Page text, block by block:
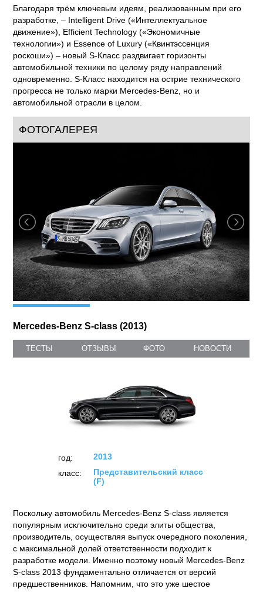
Благодаря трём ключевым идеям, реализованным при его
разработке, – Intelligent Drive («Интеллектуальное
движение»), Efficient Technology («Экономичные
технологии») и Essence of Luxury («Квинтэссенция
роскоши») – новый S-Класс раздвигает горизонты
автомобильной техники по целому ряду направлений
одновременно. S-Класс находится на острие технического
прогресса не только марки Mercedes-Benz, но и
автомобильной отрасли в целом.
ФОТОГАЛЕРЕЯ
Mercedes-Benz S-class (2013)
ТЕСТЫ ОТЗЫВЫ ФОТО НОВОСТИ
год:
2013
класс:
Представительский класс
(F)
Поскольку автомобиль Mercedes-Benz S-class является
популярным исключительно среди элиты общества,
производитель, осуществляя выпуск очередного поколения,
с максимальной долей ответственности подходит к
разработке модели. Именно поэтому новый Mercedes-Benz
S-class 2013 фундаментально отличается от версий
предшественников. Напомним, что это уже шестое